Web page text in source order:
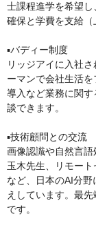
士課程進学を希望
確保と学費を支給（
▪️バディー制度
リッジアイに入社
ーマンで会社生活
導入など業務に関
談できます。
▪️技術顧問との交流
画像認識や自然言
玉木先生、リモー
など、日本のAI分
えしています。最
です。